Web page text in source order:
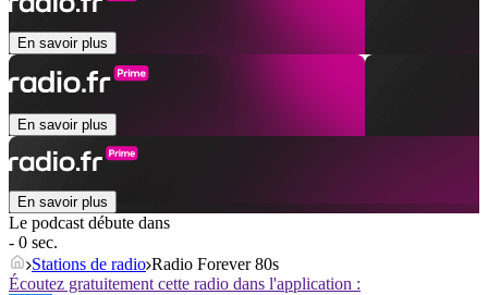
En savoir plus
En savoir plus
En savoir plus
Le podcast débute dans
- 0 sec.
Stations de radio Radio Forever 80s
Écoutez gratuitement cette radio dans l'application :